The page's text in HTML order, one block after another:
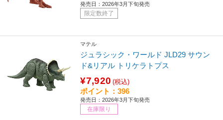
発売日：2026年3月下旬発売
限定数終了
マテル
ジュラシック・ワールド JLD29 サウン
ド&リアル トリケラトプス
¥7,920 (税込)
ポイント：396
発売日：2026年3月下旬発売
在庫限り